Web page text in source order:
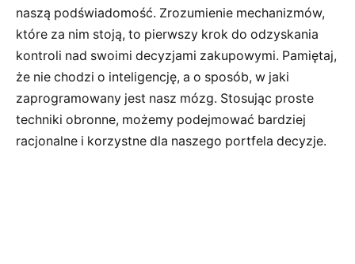
naszą podświadomość. Zrozumienie mechanizmów,
które za nim stoją, to pierwszy krok do odzyskania
kontroli nad swoimi decyzjami zakupowymi. Pamiętaj,
że nie chodzi o inteligencję, a o sposób, w jaki
zaprogramowany jest nasz mózg. Stosując proste
techniki obronne, możemy podejmować bardziej
racjonalne i korzystne dla naszego portfela decyzje.